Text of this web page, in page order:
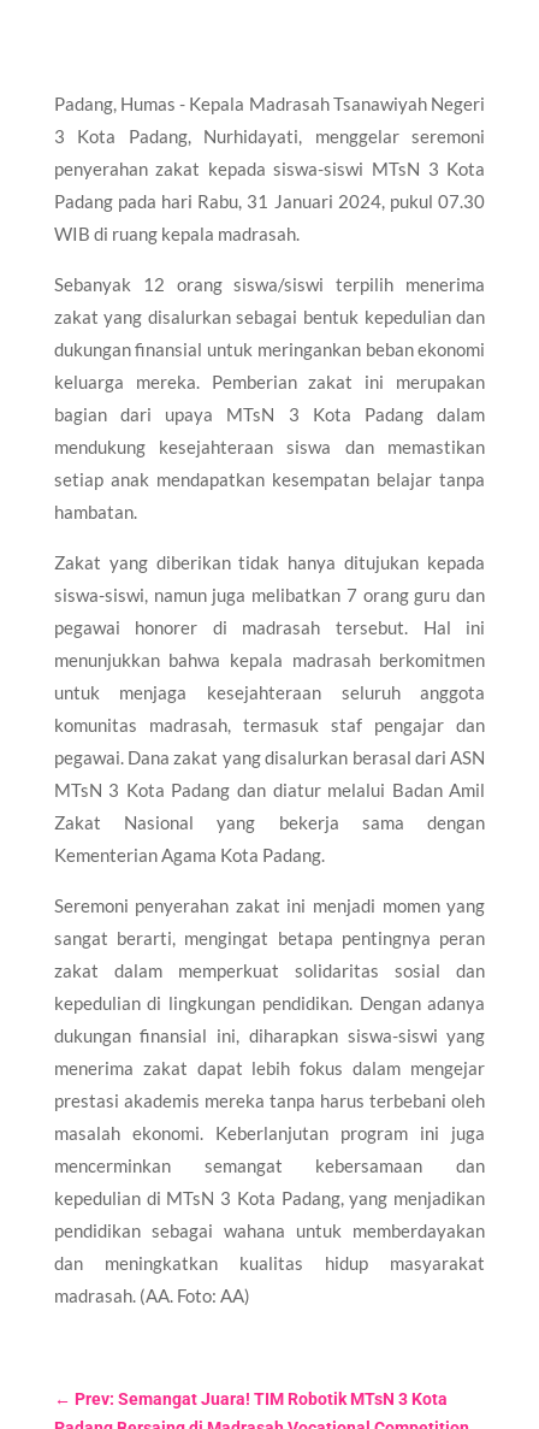
Padang, Humas - Kepala Madrasah Tsanawiyah Negeri
3 Kota Padang, Nurhidayati, menggelar seremoni
penyerahan zakat kepada siswa-siswi MTsN 3 Kota
Padang pada hari Rabu, 31 Januari 2024, pukul 07.30
WIB di ruang kepala madrasah.
Sebanyak 12 orang siswa/siswi terpilih menerima
zakat yang disalurkan sebagai bentuk kepedulian dan
dukungan finansial untuk meringankan beban ekonomi
keluarga mereka. Pemberian zakat ini merupakan
bagian dari upaya MTsN 3 Kota Padang dalam
mendukung kesejahteraan siswa dan memastikan
setiap anak mendapatkan kesempatan belajar tanpa
hambatan.
Zakat yang diberikan tidak hanya ditujukan kepada
siswa-siswi, namun juga melibatkan 7 orang guru dan
pegawai honorer di madrasah tersebut. Hal ini
menunjukkan bahwa kepala madrasah berkomitmen
untuk menjaga kesejahteraan seluruh anggota
komunitas madrasah, termasuk staf pengajar dan
pegawai. Dana zakat yang disalurkan berasal dari ASN
MTsN 3 Kota Padang dan diatur melalui Badan Amil
Zakat Nasional yang bekerja sama dengan
Kementerian Agama Kota Padang.
Seremoni penyerahan zakat ini menjadi momen yang
sangat berarti, mengingat betapa pentingnya peran
zakat dalam memperkuat solidaritas sosial dan
kepedulian di lingkungan pendidikan. Dengan adanya
dukungan finansial ini, diharapkan siswa-siswi yang
menerima zakat dapat lebih fokus dalam mengejar
prestasi akademis mereka tanpa harus terbebani oleh
masalah ekonomi. Keberlanjutan program ini juga
mencerminkan semangat kebersamaan dan
kepedulian di MTsN 3 Kota Padang, yang menjadikan
pendidikan sebagai wahana untuk memberdayakan
dan meningkatkan kualitas hidup masyarakat
madrasah. (AA. Foto: AA)
← Prev: Semangat Juara! TIM Robotik MTsN 3 Kota